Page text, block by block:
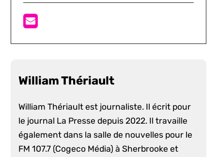
William Thériault
William Thériault est journaliste. Il écrit pour
le journal La Presse depuis 2022. Il travaille
également dans la salle de nouvelles pour le
FM 107.7 (Cogeco Média) à Sherbrooke et